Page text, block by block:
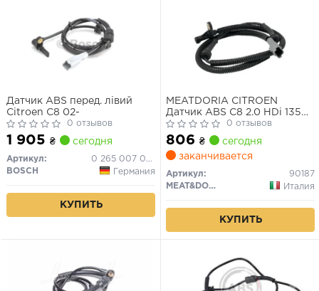
Датчик ABS перед. лівий
Citroen C8 02-
0 отзывов
1 905 ₴ сегодня
Артикул:
0 265 007 083
BOSCH
Германия
КУПИТЬ
MEATDORIA CITROEN
Датчик ABS C8 2.0 HDi 135
06-, FIAT ULYSSE 2.2 JTD 08-
11, LANCIA, PEUGEOT
0 отзывов
806 ₴
сегодня
заканчивается
Артикул:
90187
MEAT&DORIA
Италия
КУПИТЬ